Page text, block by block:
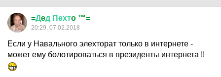
=Дeд Пехтo ™=
20:29, 07.02.2018
Если у Навального элехторат только в интернете -
может ему болотироваться в президенты интернета !!